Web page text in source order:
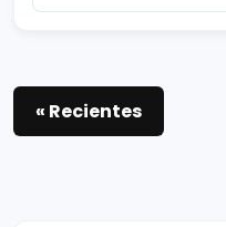
« Recientes